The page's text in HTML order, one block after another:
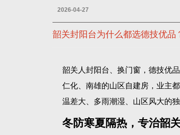
2026-04-27
韶关封阳台为什么都选德技优
韶关人封阳台、换门窗，德技优
仁化、南雄的山区自建房，业主
温差大、多雨潮湿、山区风大的
冬防寒夏隔热，专治韶